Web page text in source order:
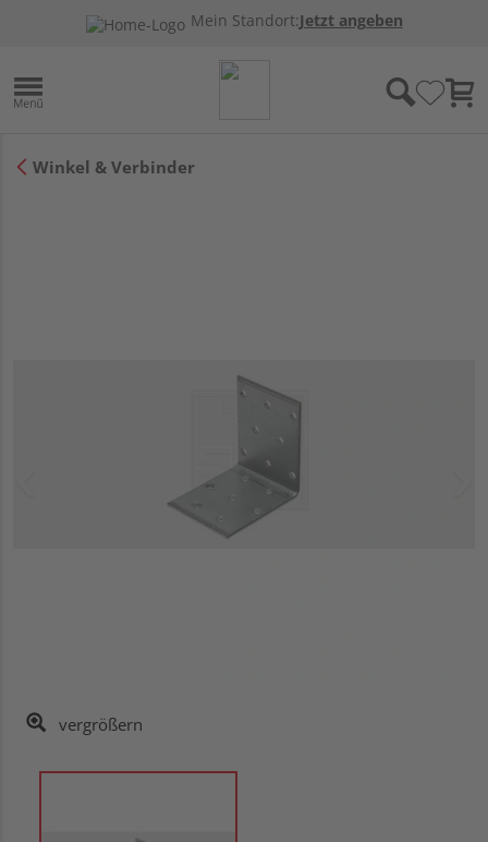
Mein Standort:Jetzt angeben
Winkel & Verbinder
vergrößern